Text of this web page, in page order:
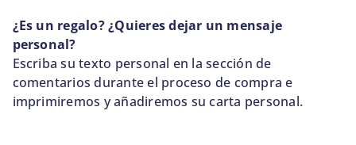
¿Es un regalo? ¿Quieres dejar un mensaje
personal?
Escriba su texto personal en la sección de
comentarios durante el proceso de compra e
imprimiremos y añadiremos su carta personal.